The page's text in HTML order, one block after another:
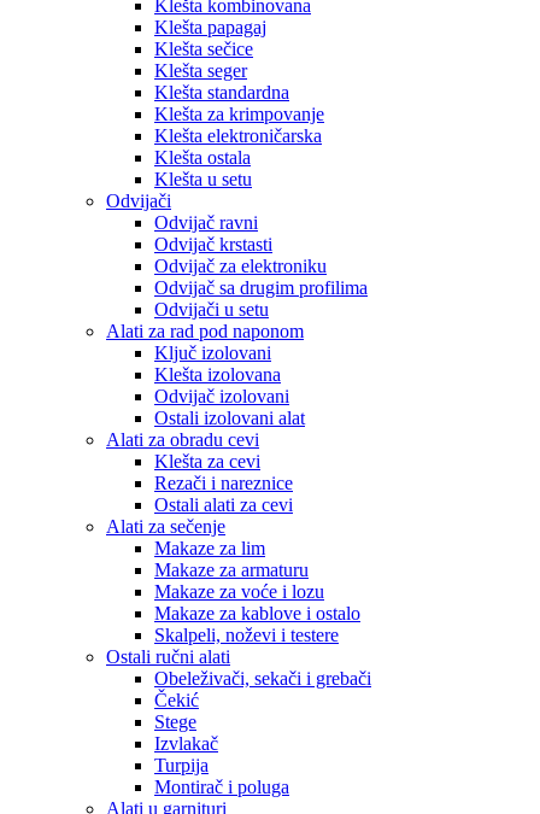
Klešta kombinovana
Klešta papagaj
Klešta sečice
Klešta seger
Klešta standardna
Klešta za krimpovanje
Klešta elektroničarska
Klešta ostala
Klešta u setu
Odvijači
Odvijač ravni
Odvijač krstasti
Odvijač za elektroniku
Odvijač sa drugim profilima
Odvijači u setu
Alati za rad pod naponom
Ključ izolovani
Klešta izolovana
Odvijač izolovani
Ostali izolovani alat
Alati za obradu cevi
Klešta za cevi
Rezači i nareznice
Ostali alati za cevi
Alati za sečenje
Makaze za lim
Makaze za armaturu
Makaze za voće i lozu
Makaze za kablove i ostalo
Skalpeli, noževi i testere
Ostali ručni alati
Obeleživači, sekači i grebači
Čekić
Stege
Izvlakač
Turpija
Montirač i poluga
Alati u garnituri